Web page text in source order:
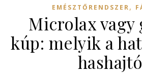
EMÉSZTŐRENDSZER,
Microlax
kúp: melyik a